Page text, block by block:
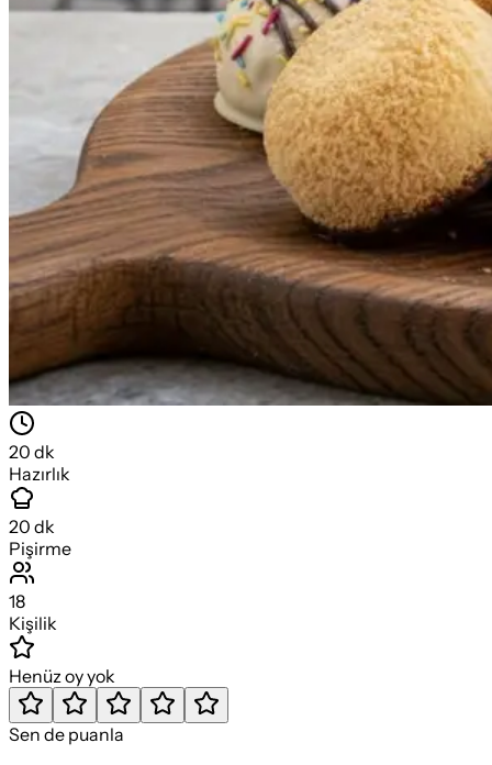
20 dk
Hazırlık
20 dk
Pişirme
18
Kişilik
Henüz oy yok
Sen de puanla